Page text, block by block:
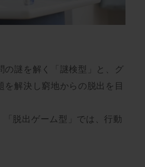
謎を解く「謎検型」と、
グ
解決し窮地からの脱出を目
「脱出ゲーム型」では、行動